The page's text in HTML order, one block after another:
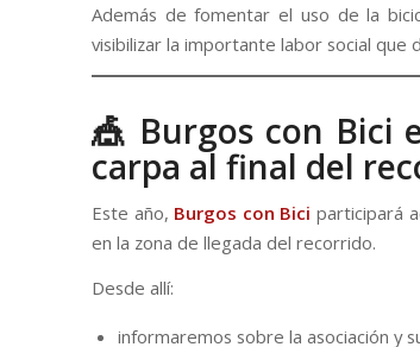
Además de fomentar el uso de la
visibilizar la importante labor social que
🎪 Burgos con Bici
carpa al final del
Este año, Burgos con Bici participará
en la zona de llegada del recorrido.
Desde allí:
informaremos sobre la asociación y